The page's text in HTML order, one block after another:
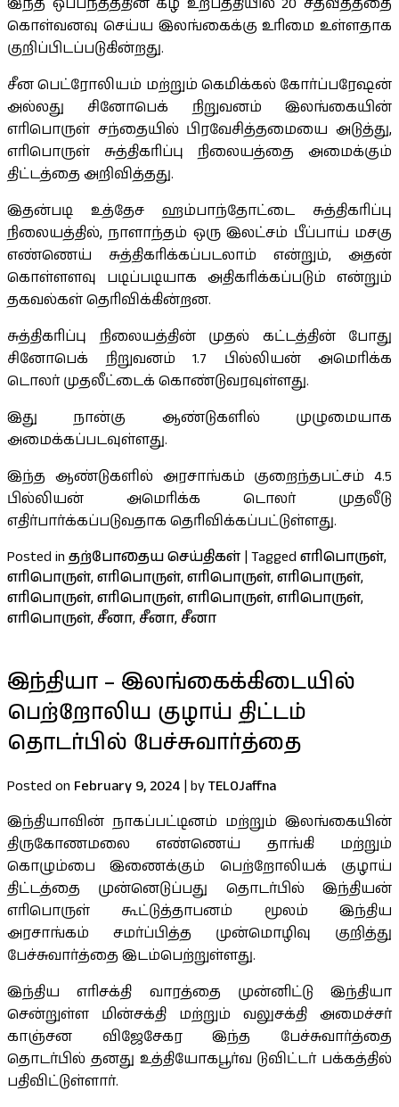
இந்த ஒப்பந்தத்தின் கீழ் உற்பத்தியில் 20 சதவீதத்தை
கொள்வனவு செய்ய இலங்கைக்கு உரிமை உள்ளதாக
குறிப்பிடப்படுகின்றது.
சீன பெட்ரோலியம் மற்றும் கெமிக்கல் கோர்ப்பரேஷன்
அல்லது சினோபெக் நிறுவனம் இலங்கையின்
எரிபொருள் சந்தையில் பிரவேசித்தமையை அடுத்து,
எரிபொருள் சுத்திகரிப்பு நிலையத்தை அமைக்கும்
திட்டத்தை அறிவித்தது.
இதன்படி உத்தேச ஹம்பாந்தோட்டை சுத்திகரிப்பு
நிலையத்தில், நாளாந்தம் ஒரு இலட்சம் பீப்பாய் மசகு
எண்ணெய் சுத்திகரிக்கப்படலாம் என்றும், அதன்
கொள்ளளவு படிப்படியாக அதிகரிக்கப்படும் என்றும்
தகவல்கள் தெரிவிக்கின்றன.
சுத்திகரிப்பு நிலையத்தின் முதல் கட்டத்தின் போது
சினோபெக் நிறுவனம் 1.7 பில்லியன் அமெரிக்க
டொலர் முதலீட்டைக் கொண்டுவரவுள்ளது.
இது நான்கு ஆண்டுகளில் முழுமையாக
அமைக்கப்படவுள்ளது.
இந்த ஆண்டுகளில் அரசாங்கம் குறைந்தபட்சம் 4.5
பில்லியன் அமெரிக்க டொலர் முதலீடு
எதிர்பார்க்கப்படுவதாக தெரிவிக்கப்பட்டுள்ளது.
Posted in தற்போதைய செய்திகள் | Tagged எரிபொருள்,
எரிபொருள், எரிபொருள், எரிபொருள், எரிபொருள்,
எரிபொருள், எரிபொருள், எரிபொருள், எரிபொருள்,
எரிபொருள், சீனா, சீனா, சீனா
இந்தியா – இலங்கைக்கிடையில்
பெற்றோலிய குழாய் திட்டம்
தொடர்பில் பேச்சுவார்த்தை
Posted on February 9, 2024 | byTELOJaffna
இந்தியாவின் நாகப்பட்டினம் மற்றும் இலங்கையின்
திருகோணமலை எண்ணெய் தாங்கி மற்றும்
கொழும்பை இணைக்கும் பெற்றோலியக் குழாய்
திட்டத்தை முன்னெடுப்பது தொடர்பில் இந்தியன்
எரிபொருள் கூட்டுத்தாபனம் மூலம் இந்திய
அரசாங்கம் சமர்ப்பித்த முன்மொழிவு குறித்து
பேச்சுவார்த்தை இடம்பெற்றுள்ளது.
இந்திய எரிசக்தி வாரத்தை முன்னிட்டு இந்தியா
சென்றுள்ள மின்சக்தி மற்றும் வலுசக்தி அமைச்சர்
காஞ்சன விஜேசேகர இந்த பேச்சுவார்த்தை
தொடர்பில் தனது உத்தியோகபூர்வ டுவிட்டர் பக்கத்தில்
பதிவிட்டுள்ளார்.